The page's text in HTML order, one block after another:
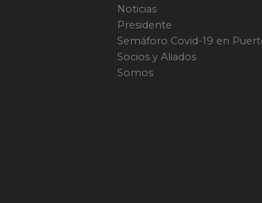
Noticias
Presidente
Semáforo Covid-19 en
Socios y Aliados
Somos